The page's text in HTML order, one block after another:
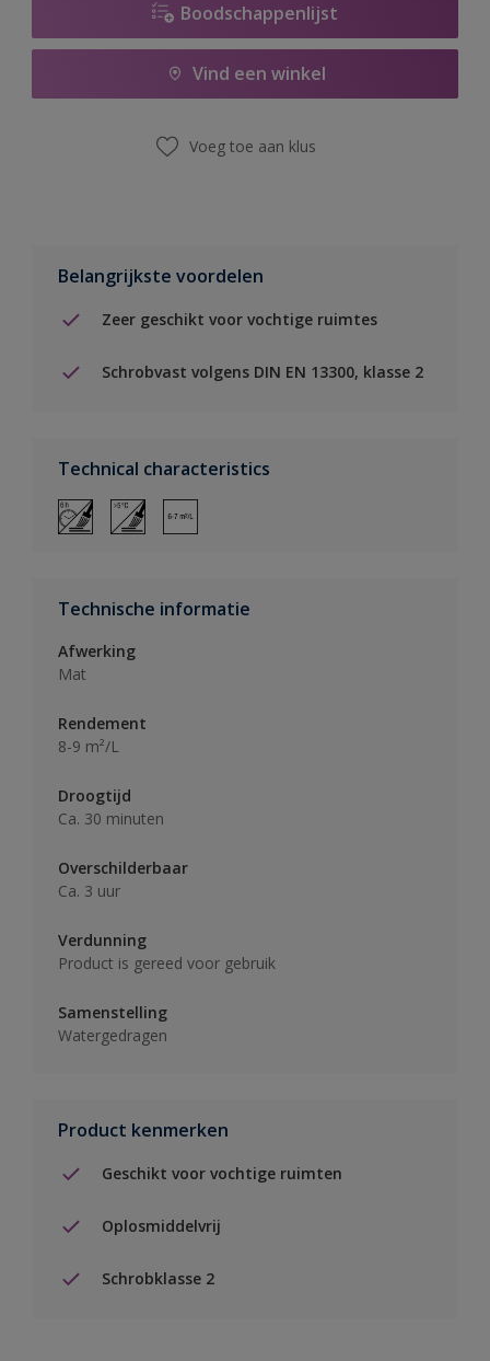
Boodschappenlijst
Vind een winkel
Voeg toe aan klus
Belangrijkste voordelen
Zeer geschikt voor vochtige ruimtes
Schrobvast volgens DIN EN 13300, klasse 2
Technical characteristics
Technische informatie
Afwerking
Mat
Rendement
8-9 m²/L
Droogtijd
Ca. 30 minuten
Overschilderbaar
Ca. 3 uur
Verdunning
Product is gereed voor gebruik
Samenstelling
Watergedragen
Product kenmerken
Geschikt voor vochtige ruimten
Oplosmiddelvrij
Schrobklasse 2